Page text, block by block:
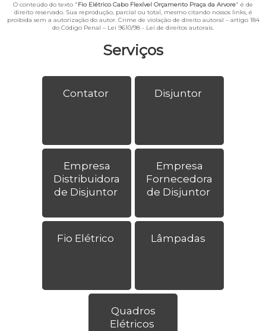
Serviços
Contator Disjuntor
Empresa
Distribuidora
de Disjuntor
Empresa
Fornecedora
de Disjuntor
Fio Elétrico Lâmpadas
Quadros
Elétricos
O conteúdo do texto "Fio Elétrico Cabo Flexível Orçamento Praça da Arvore" é de
direito reservado. Sua reprodução, parcial ou total, mesmo citando nossos links, é
proibida sem a autorização do autor. Crime de violação de direito autoral – artigo 184
do Código Penal – Lei 9610/98 - Lei de direitos autorais.